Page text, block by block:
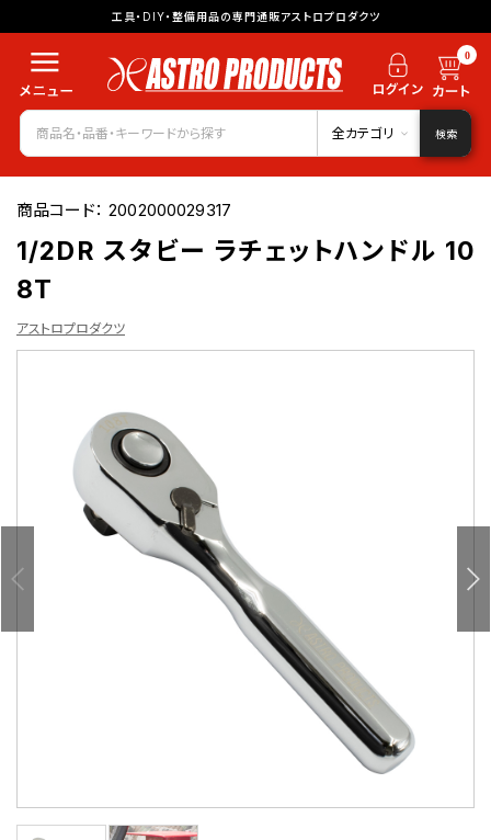
工具・DIY・整備用品の専門通販アストロプロダクツ
0
全カテゴリ 検索
商品コード：2002000029317
1/2DR スタビー ラチェットハンドル 10
8T
アストロプロダクツ